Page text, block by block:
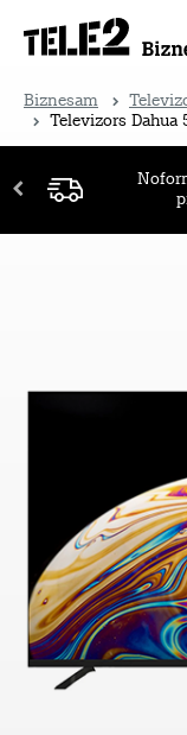
Biznesam
Televizors Dahua